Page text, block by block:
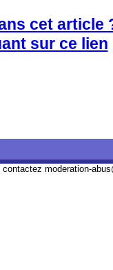
cet article
sur ce lien
contactez moderation-